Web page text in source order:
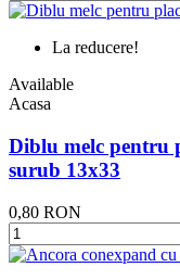
La reducere!
Available
Acasa
Diblu melc pentru
surub 13x33
0,80 RON